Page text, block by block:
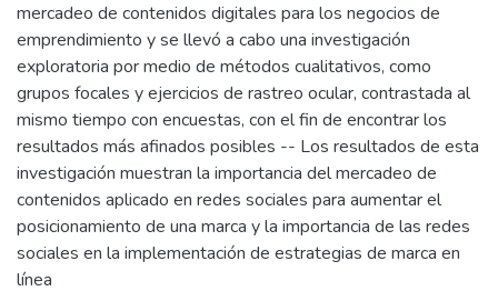
mercadeo de contenidos digitales para los negocios de
emprendimiento y se llevó a cabo una investigación
exploratoria por medio de métodos cualitativos, como
grupos focales y ejercicios de rastreo ocular, contrastada al
mismo tiempo con encuestas, con el fin de encontrar los
resultados más afinados posibles -- Los resultados de esta
investigación muestran la importancia del mercadeo de
contenidos aplicado en redes sociales para aumentar el
posicionamiento de una marca y la importancia de las redes
sociales en la implementación de estrategias de marca en
línea